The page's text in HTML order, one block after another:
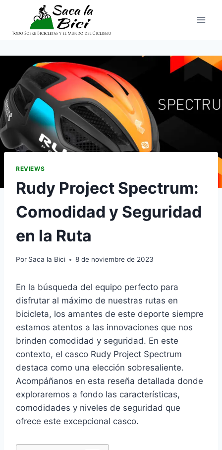
contenido
REVIEWS
Rudy Project Spectrum:
Comodidad y Seguridad
en la Ruta
Por Saca la Bici 8 de noviembre de 2023
En la búsqueda del equipo perfecto para
disfrutar al máximo de nuestras rutas en
bicicleta, los amantes de este deporte siempre
estamos atentos a las innovaciones que nos
brinden comodidad y seguridad. En este
contexto, el casco Rudy Project Spectrum
destaca como una elección sobresaliente.
Acompáñanos en esta reseña detallada donde
exploraremos a fondo las características,
comodidades y niveles de seguridad que
ofrece este excepcional casco.